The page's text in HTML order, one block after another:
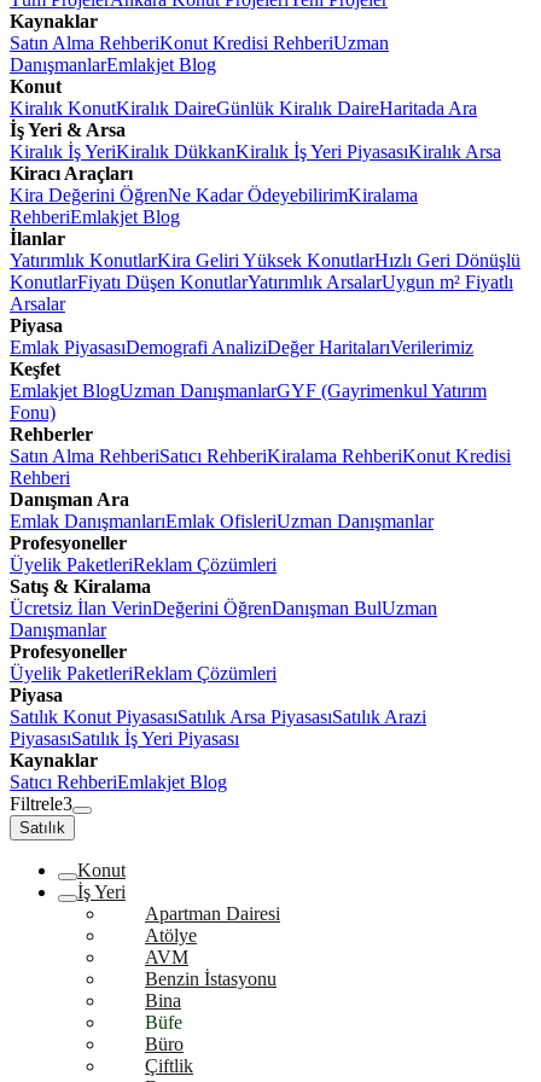
Kaynaklar
Satın Alma RehberiKonut Kredisi RehberiUzman
DanışmanlarEmlakjet Blog
Konut
Kiralık KonutKiralık DaireGünlük Kiralık DaireHaritada Ara
İş Yeri & Arsa
Kiralık İş YeriKiralık DükkanKiralık İş Yeri PiyasasıKiralık Arsa
Kiracı Araçları
Kira Değerini ÖğrenNe Kadar ÖdeyebilirimKiralama
RehberiEmlakjet Blog
İlanlar
Yatırımlık KonutlarKira Geliri Yüksek KonutlarHızlı Geri Dönüşlü
KonutlarFiyatı Düşen KonutlarYatırımlık ArsalarUygun m² Fiyatlı
Arsalar
Piyasa
Emlak PiyasasıDemografi AnaliziDeğer HaritalarıVerilerimiz
Keşfet
Emlakjet BlogUzman DanışmanlarGYF (Gayrimenkul Yatırım
Fonu)
Rehberler
Satın Alma RehberiSatıcı RehberiKiralama RehberiKonut Kredisi
Rehberi
Danışman Ara
Emlak DanışmanlarıEmlak OfisleriUzman Danışmanlar
Profesyoneller
Üyelik PaketleriReklam Çözümleri
Satış & Kiralama
Ücretsiz İlan VerinDeğerini ÖğrenDanışman BulUzman
Danışmanlar
Profesyoneller
Üyelik PaketleriReklam Çözümleri
Piyasa
Satılık Konut PiyasasıSatılık Arsa PiyasasıSatılık Arazi
PiyasasıSatılık İş Yeri Piyasası
Kaynaklar
Satıcı RehberiEmlakjet Blog
Filtrele3
Satılık
Konut
İş Yeri
Apartman Dairesi
Atölye
AVM
Benzin İstasyonu
Bina
Büfe
Büro
Çiftlik